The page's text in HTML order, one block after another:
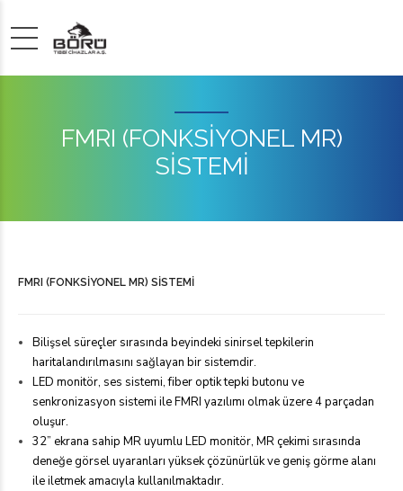
FMRI (FONKSİYONEL MR)
SİSTEMİ
FMRI (FONKSİYONEL MR) SİSTEMİ
Bilişsel süreçler sırasında beyindeki sinirsel tepkilerin
haritalandırılmasını sağlayan bir sistemdir.
LED monitör, ses sistemi, fiber optik tepki butonu ve
senkronizasyon sistemi ile FMRI yazılımı olmak üzere 4 parçadan
oluşur.
32” ekrana sahip MR uyumlu LED monitör, MR çekimi sırasında
deneğe görsel uyaranları yüksek çözünürlük ve geniş görme alanı
ile iletmek amacıyla kullanılmaktadır.